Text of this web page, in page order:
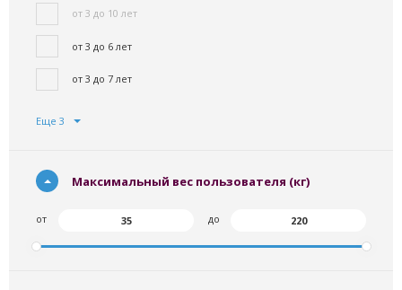
от 3 до 10 лет
от 3 до 6 лет
от 3 до 7 лет
Еще 3
Максимальный вес пользователя (кг)
от до